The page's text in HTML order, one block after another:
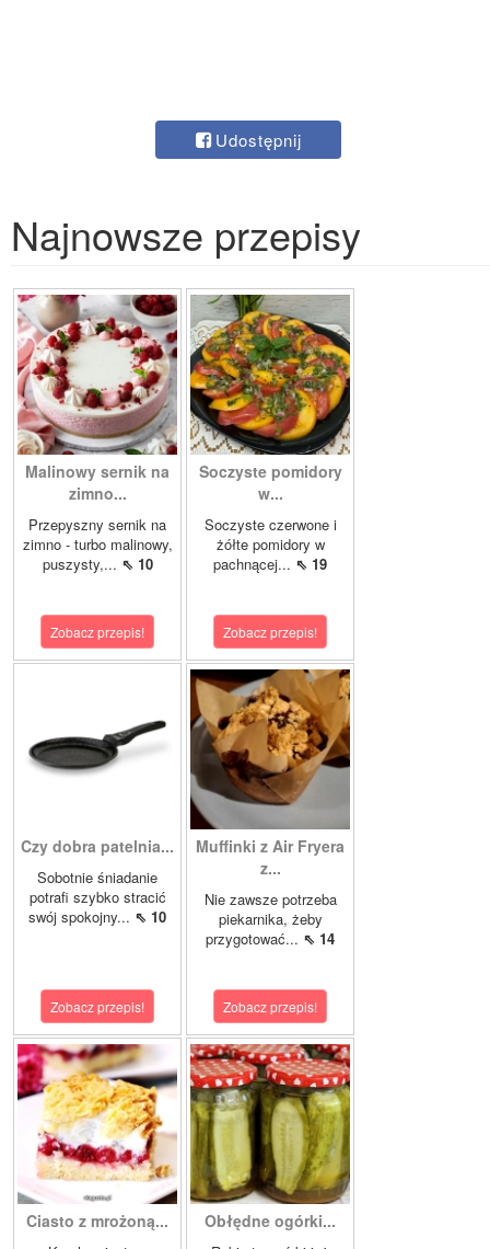
Udostępnij
Najnowsze przepisy
Malinowy sernik na
zimno...
Przepyszny sernik na
zimno - turbo malinowy,
puszysty,... ⇖ 10
Zobacz przepis!
Soczyste pomidory
w...
Soczyste czerwone i
żółte pomidory w
pachnącej... ⇖ 19
Zobacz przepis!
Czy dobra patelnia...
Sobotnie śniadanie
potrafi szybko stracić
swój spokojny... ⇖ 10
Zobacz przepis!
Muffinki z Air Fryera
z...
Nie zawsze potrzeba
piekarnika, żeby
przygotować... ⇖ 14
Zobacz przepis!
Ciasto z mrożoną... Obłędne ogórki...